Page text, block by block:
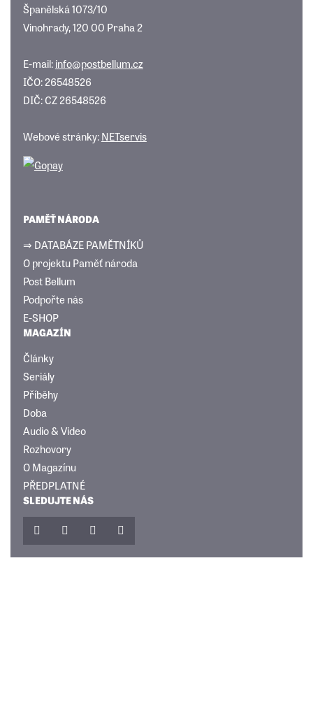
Španělská 1073/10
Vinohrady, 120 00 Praha 2
E-mail:info@postbellum.cz
IČO: 26548526
DIČ: CZ 26548526
Webové stránky:NETservis
PAMĚŤ NÁRODA
⇒ DATABÁZE PAMĚTNÍKŮ
O projektu Paměť národa
Post Bellum
Podpořte nás
E-SHOP
MAGAZÍN
Články
Seriály
Příběhy
Doba
Audio & Video
Rozhovory
O Magazínu
PŘEDPLATNÉ
SLEDUJTE NÁS